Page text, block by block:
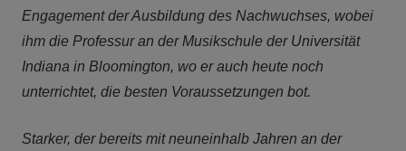
Engagement der Ausbildung des Nachwuchses, wobei
ihm die Professur an der Musikschule der Universität
Indiana in Bloomington, wo er auch heute noch
unterrichtet, die besten Voraussetzungen bot.
Starker, der bereits mit neuneinhalb Jahren an der